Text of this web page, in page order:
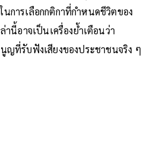
การเลือกกติกาที่กำหนดชีวิตของ
านี้อาจเป็นเครื่องย้ำเตือนว่า
ญที่รับฟังเสียงของประชาชนจริง ๆ